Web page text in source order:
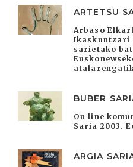
ARTETSU
Arbaso
Ikaskuntzari
sarietako
BUBER
On line
Saria 2003.
ARGIA